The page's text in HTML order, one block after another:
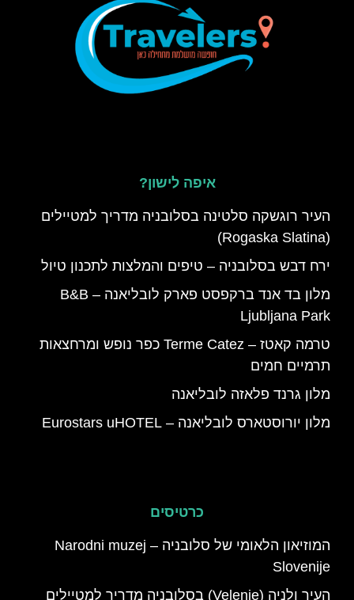
איפה לישון?
העיר רוגשקה סלטינה בסלובניה מדריך למטיילים
(Rogaska Slatina)
ירח דבש בסלובניה – טיפים והמלצות לתכנון טיול
מלון בד אנד ברקפסט פארק לובליאנה – B&B
Ljubljana Park
טרמה קאטז – Terme Catez כפר נופש ומרחצאות
תרמיים חמים
מלון גרנד פלאזה לובליאנה
מלון יורוסטארס לובליאנה – Eurostars uHOTEL
כרטיסים
המוזיאון הלאומי של סלובניה – Narodni muzej
Slovenije
העיר ולניה (Velenje) בסלובניה מדריך למטיילים